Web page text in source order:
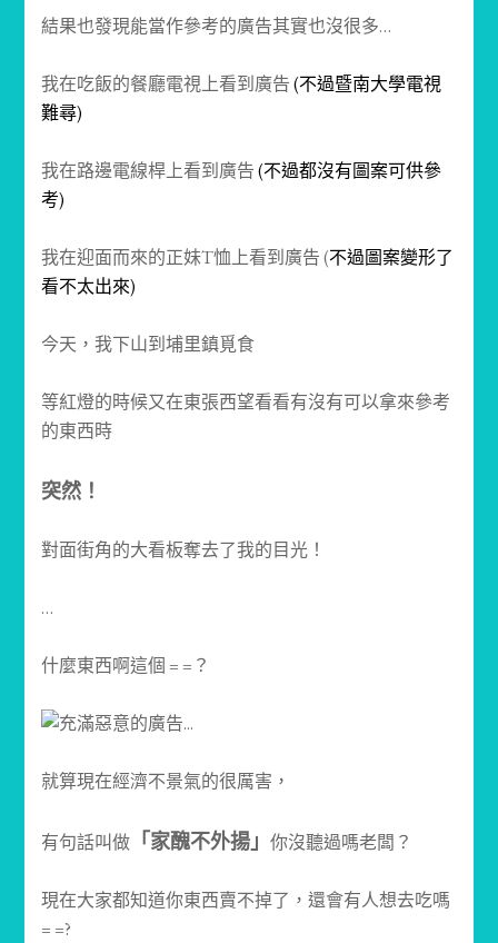
結果也發現能當作參考的廣告其實也沒很多…
我在吃飯的餐廳電視上看到廣告(不過暨南大學電視
難尋)
我在路邊電線桿上看到廣告(不過都沒有圖案可供參
考)
我在迎面而來的正妹T恤上看到廣告 (不過圖案變形了
看不太出來)
今天，我下山到埔里鎮覓食
等紅燈的時候又在東張西望看看有沒有可以拿來參考
的東西時
突然！
對面街角的大看板奪去了我的目光！
…
什麼東西啊這個 = =？
就算現在經濟不景氣的很厲害，
有句話叫做 「家醜不外揚」你沒聽過嗎老闆？
現在大家都知道你東西賣不掉了，還會有人想去吃嗎
= =?